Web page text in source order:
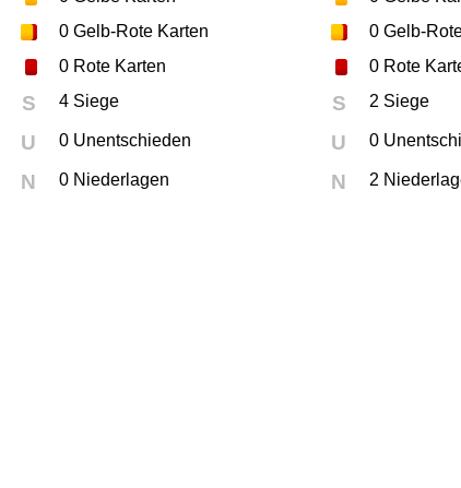
0Gelb-Rote Karten
0Rote Karten
S 4 Siege
U 0 Unentschieden
N 0 Niederlagen
0 Gelb-
0 Rote
S 2 Siege
U 0
N 2